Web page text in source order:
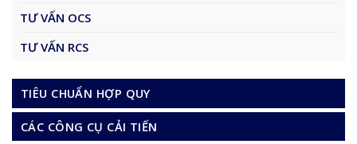
TƯ VẤN OCS
TƯ VẤN RCS
TIÊU CHUẨN HỢP QUY
CÁC CÔNG CỤ CẢI TIẾN